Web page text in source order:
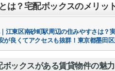
は？宅配ボックスのメリッ
江東区南砂町駅周辺の住みやすさは？
が良くてアクセスも抜群！東京都墨田
ボックスがある賃貸物件の魅